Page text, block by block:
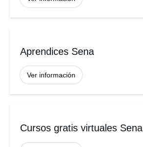
Aprendices Sena
Ver información
Cursos gratis virtuales Sena